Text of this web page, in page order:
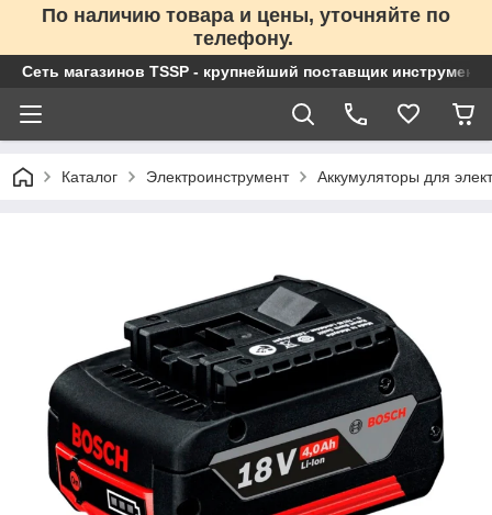
По наличию товара и цены, уточняйте по
телефону.
Сеть магазинов TSSP - крупнейший поставщик
Каталог Электроинструмент Аккумуляторы для